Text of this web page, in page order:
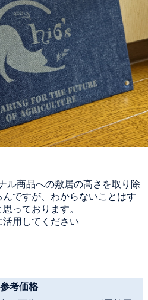
ル商品への敷居の高さを取り除
ですが、わからないことはす
っております。
用してください
参考価格